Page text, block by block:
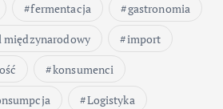
fermentacja
gastronomia
międzynarodowy
import
konsumenci
Logistyka